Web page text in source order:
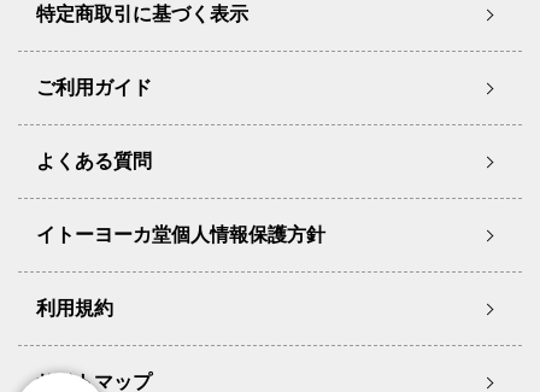
特定商取引に基づく表示
ご利用ガイド
よくある質問
イトーヨーカ堂個人情報保護方針
利用規約
サイトマップ